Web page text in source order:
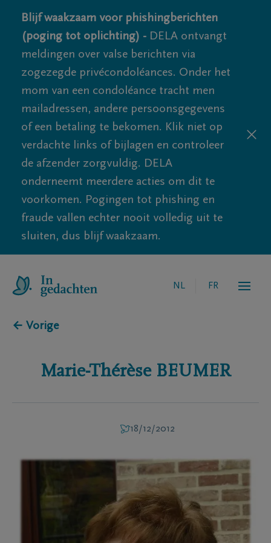
Blijf waakzaam voor phishingberichten
(poging tot oplichting) - DELA ontvangt
meldingen over valse berichten via
zogezegde privécondoléances. Onder het
mom van een condoléance tracht men
mailadressen, andere persoonsgegevens
of een betaling te bekomen. Klik niet op
verdachte links of bijlagen en controleer
de afzender zorgvuldig. DELA
onderneemt meerdere acties om dit te
voorkomen. Pogingen tot phishing en
fraude vallen echter nooit volledig uit te
sluiten, dus blijf waakzaam.
NL FR
← Vorige
Marie-Thérèse BEUMER
18/12/2012